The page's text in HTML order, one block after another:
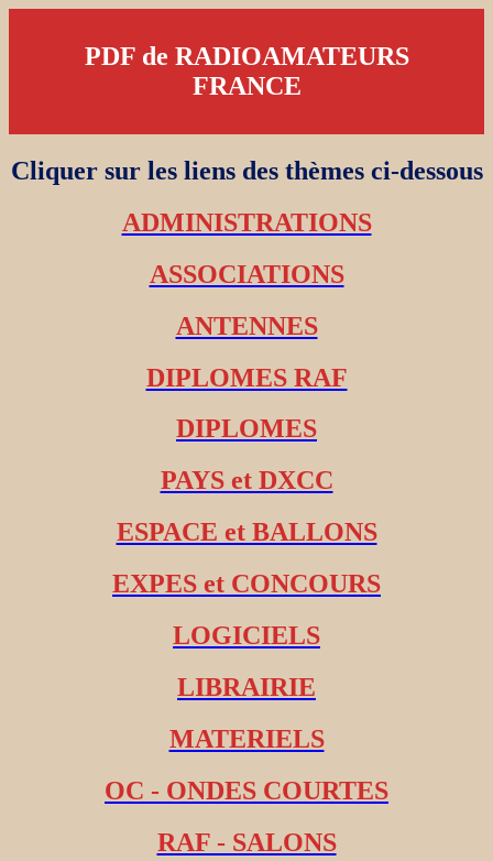
PDF de RADIOAMATEURS
FRANCE
Cliquer sur les liens des thèmes ci-dessous
ADMINISTRATIONS
ASSOCIATIONS
ANTENNES
DIPLOMES RAF
DIPLOMES
PAYS et DXCC
ESPACE et BALLONS
EXPES et CONCOURS
LOGICIELS
LIBRAIRIE
MATERIELS
OC - ONDES COURTES
RAF - SALONS